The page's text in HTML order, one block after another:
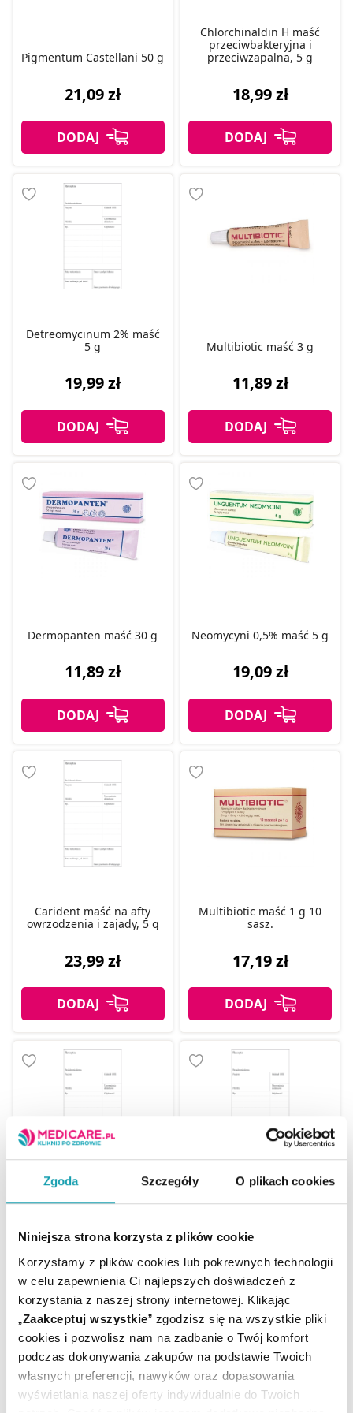
Zgoda Szczegóły O plikach cookies
Niniejsza strona korzysta z plików cookie
Korzystamy z plików cookies lub pokrewnych technologii
w celu zapewnienia Ci najlepszych doświadczeń z
korzystania z naszej strony internetowej. Klikając
„Zaakceptuj wszystkie” zgodzisz się na wszystkie pliki
cookies i pozwolisz nam na zadbanie o Twój komfort
podczas dokonywania zakupów na podstawie Twoich
własnych preferencji, nawyków oraz dopasowania
wyświetlania naszej oferty indywidualnie do Twoich
Pigmentum Castellani 50 g
21,09 zł
Chlorchinaldin H maść
przeciwbakteryjna i
przeciwzapalna, 5 g
18,99 zł
Detreomycinum 2% maść
5 g
19,99 zł
Multibiotic maść 3 g
11,89 zł
Dermopanten maść 30 g
11,89 zł
Neomycyni 0,5% maść 5 g
19,09 zł
Carident maść na afty
owrzodzenia i zajady, 5 g
23,99 zł
Multibiotic maść 1 g 10
sasz.
17,19 zł
Elestar 20 mg + 5 mg 28
Elestar 40 mg + 10 mg 28